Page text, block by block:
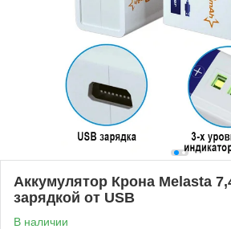
Аккумулятор Крона Melasta
зарядкой от USB
В наличии